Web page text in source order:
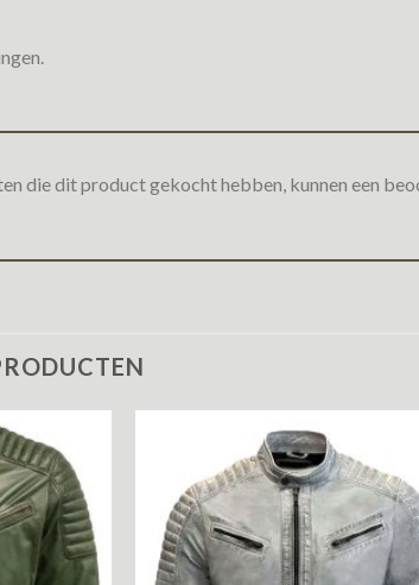
die dit product gekocht hebben, kunnen een